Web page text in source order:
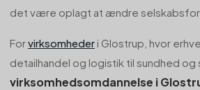
det være oplagt at ændre
Forvirksomheder i Glostrup, hvor
detailhandel og logistik til sundhed og
virksomhedsomdannelse i